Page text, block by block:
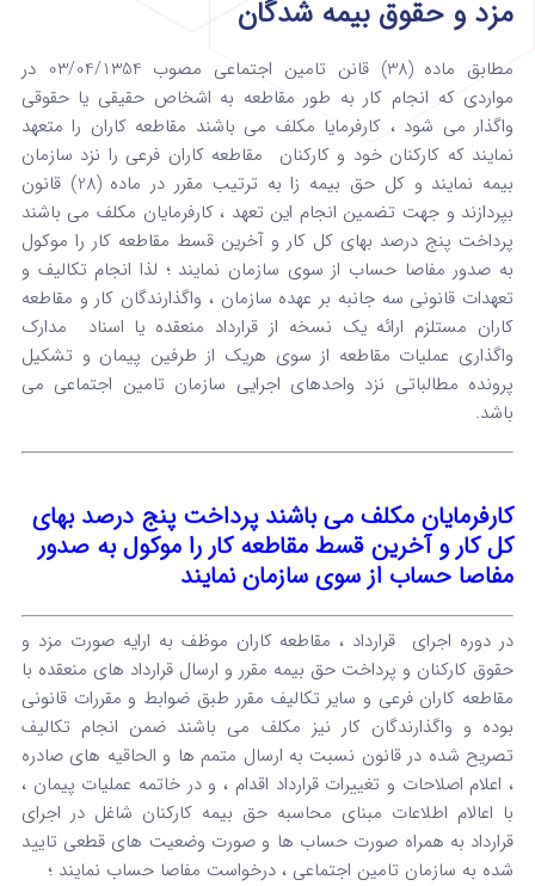
مزد و حقوق بیمه شدگان
مطابق ماده (38) قانن تامین اجتماعی مصوب 03/04/1354 در
مواردی که انجام کار به طور مقاطعه به اشخاص حقیقی یا حقوقی
واگذار می شود ، کارفرمایا مکلف می باشند مقاطعه کاران را متعهد
نمایند که کارکنان خود و کارکنان مقاطعه کاران فرعی را نزد سازمان
بیمه نمایند و کل حق بیمه زا به ترتیب مقرر در ماده (28) قانون
بپردازند و جهت تضمین انجام این تعهد ، کارفرمایان مکلف می باشند
پرداخت پنج درصد بهای کل کار و آخرین قسط مقاطعه کار را موکول
به صدور مفاصا حساب از سوی سازمان نمایند ؛ لذا انجام تکالیف و
تعهدات قانونی سه جانبه بر عهده سازمان ، واگذارندگان کار و مقاطعه
کاران مستلزم ارائه یک نسخه از قرارداد منعقده یا اسناد مدارک
واگذاری عملیات مقاطعه از سوی هریک از طرفین پیمان و تشکیل
پرونده مطالباتی نزد واحدهای اجرایی سازمان تامین اجتماعی می
باشد.
کارفرمایان مکلف می باشند پرداخت پنج درصد بهای
کل کار و آخرین قسط مقاطعه کار را موکول به صدور
مفاصا حساب از سوی سازمان نمایند
در دوره اجرای قرارداد ، مقاطعه کاران موظف به ارایه صورت مزد و
حقوق کارکنان و پرداخت حق بیمه مقرر و ارسال قرارداد های منعقده با
مقاطعه کاران فرعی و سایر تکالیف مقرر طبق ضوابط و مقررات قانونی
بوده و واگذارندگان کار نیز مکلف می باشند ضمن انجام تکالیف
تصریح شده در قانون نسبت به ارسال متمم ها و الحاقیه های صادره
، اعلام اصلاحات و تغییرات قرارداد اقدام ، و در خاتمه عملیات پیمان ،
با اعالام اطلاعات مبنای محاسبه حق بیمه کارکنان شاغل در اجرای
قرارداد به همراه صورت حساب ها و صورت وضعیت های قطعی تایید
شده به سازمان تامین اجتماعی ، درخواست مفاصا حساب نمایند ؛